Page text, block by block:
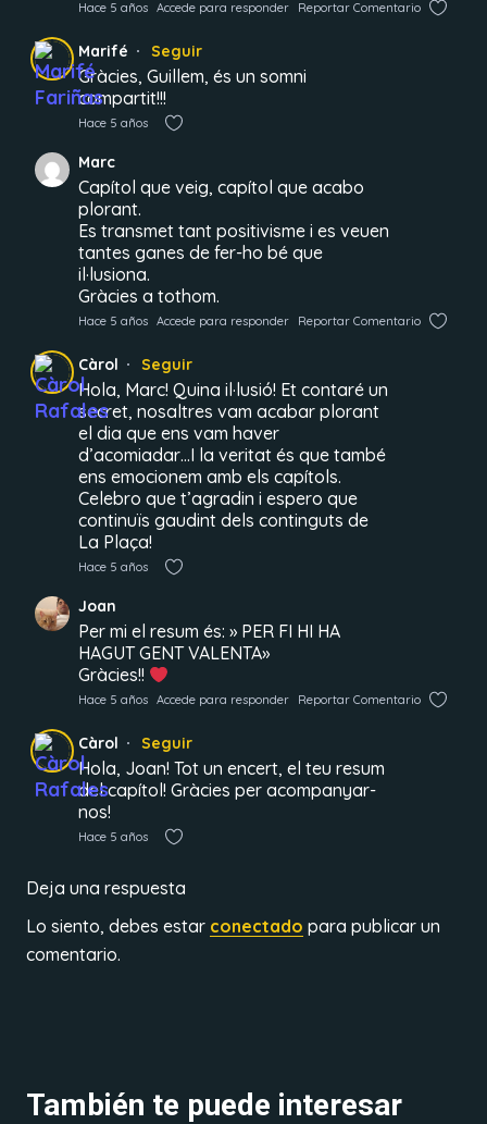
Hace 5 años Accede para responder Reportar Comentario
Marifé Seguir
Gràcies, Guillem, és un somni
compartit!!!
Hace 5 años
Marc
Capítol que veig, capítol que acabo
plorant.
Es transmet tant positivisme i es veuen
tantes ganes de fer-ho bé que
il·lusiona.
Gràcies a tothom.
Hace 5 años Accede para responder Reportar Comentario
Càrol Seguir
Hola, Marc! Quina il·lusió! Et contaré un
secret, nosaltres vam acabar plorant
el dia que ens vam haver
d’acomiadar…I la veritat és que també
ens emocionem amb els capítols.
Celebro que t’agradin i espero que
continuïs gaudint dels continguts de
La Plaça!
Hace 5 años
Joan
Per mi el resum és: » PER FI HI HA
HAGUT GENT VALENTA»
Gràcies!!
Hace 5 años Accede para responder Reportar Comentario
Càrol Seguir
Hola, Joan! Tot un encert, el teu resum
del capítol! Gràcies per acompanyar-
nos!
Hace 5 años
Deja una respuesta
Lo siento, debes estar conectado para publicar un
comentario.
También te puede interesar